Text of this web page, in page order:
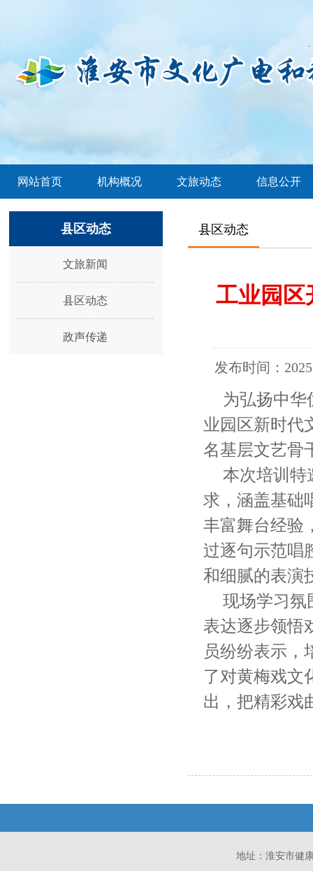
网站首页 机构概况 文旅动态 信息公开
县区动态
文旅新闻
县区动态
政声传递
县区动态
工业园区
发布时间：
为弘扬中华
业园区新时代
名基层文艺骨
本次培训特
求，涵盖基础
丰富舞台经验
过逐句示范唱
和细腻的表演
现场学习氛
表达逐步领悟
员纷纷表示，
了对黄梅戏文
出，把精彩戏
地址：淮安市健